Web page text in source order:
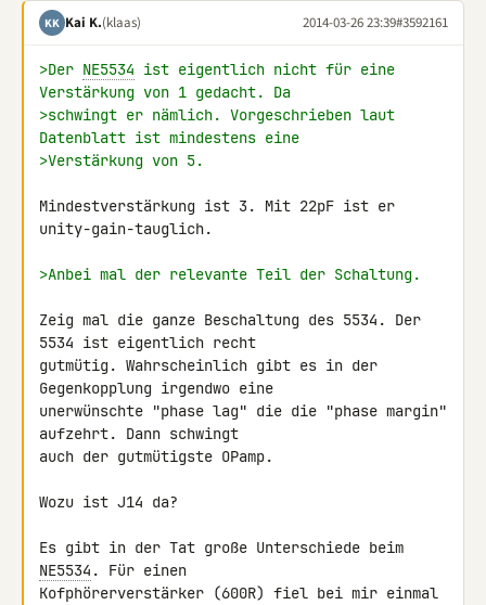
KK Kai K.(klaas) 2014-03-26 23:39#3592161
>Der NE5534 ist eigentlich nicht für eine
Verstärkung von 1 gedacht. Da
>schwingt er nämlich. Vorgeschrieben laut
Datenblatt ist mindestens eine
>Verstärkung von 5.
Mindestverstärkung ist 3. Mit 22pF ist er
unity-gain-tauglich.
>Anbei mal der relevante Teil der Schaltung.
Zeig mal die ganze Beschaltung des 5534. Der
5534 ist eigentlich recht
gutmütig. Wahrscheinlich gibt es in der
Gegenkopplung irgendwo eine
unerwünschte "phase lag" die die "phase margin"
aufzehrt. Dann schwingt
auch der gutmütigste OPamp.
Wozu ist J14 da?
NE5534 . Für einen
Kofphörerverstärker (600R) fiel bei mir einmal